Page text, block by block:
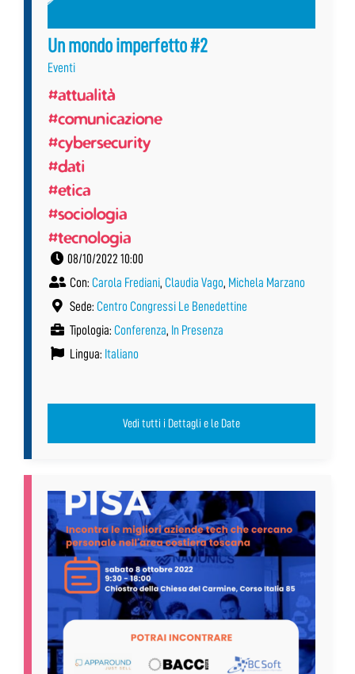
Un mondo imperfetto #2
Eventi
#attualità
#comunicazione
#cybersecurity
#dati
#etica
#sociologia
#tecnologia
08/10/2022 10:00
Con: Carola Frediani, Claudia Vago, Michela Marzano
Sede: Centro Congressi Le Benedettine
Tipologia: Conferenza, In Presenza
Lingua: Italiano
Vedi tutti i Dettagli e le Date